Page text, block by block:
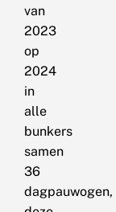
van
2023
op
2024
in
alle
bunkers
samen
36
dagpauwogen,